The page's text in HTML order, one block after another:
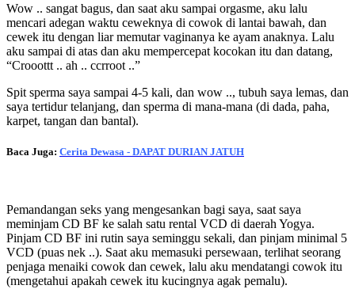
Wow .. sangat bagus, dan saat aku sampai orgasme, aku lalu
mencari adegan waktu ceweknya di cowok di lantai bawah, dan
cewek itu dengan liar memutar vaginanya ke ayam anaknya. Lalu
aku sampai di atas dan aku mempercepat kocokan itu dan datang,
“Crooottt .. ah .. ccrroot ..”
Spit sperma saya sampai 4-5 kali, dan wow .., tubuh saya lemas, dan
saya tertidur telanjang, dan sperma di mana-mana (di dada, paha,
karpet, tangan dan bantal).
Baca Juga: Cerita Dewasa - DAPAT DURIAN JATUH
Pemandangan seks yang mengesankan bagi saya, saat saya
meminjam CD BF ke salah satu rental VCD di daerah Yogya.
Pinjam CD BF ini rutin saya seminggu sekali, dan pinjam minimal 5
VCD (puas nek ..). Saat aku memasuki persewaan, terlihat seorang
penjaga menaiki cowok dan cewek, lalu aku mendatangi cowok itu
(mengetahui apakah cewek itu kucingnya agak pemalu).